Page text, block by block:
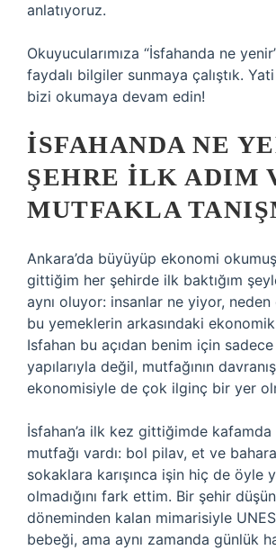
anlatıyoruz.
Okuyucularımıza “İsfahanda ne
faydalı bilgiler sunmaya çalıştık.
bizi okumaya devam edin!
İSFAHANDA NE
ŞEHRE ILK ADIM
MUTFAKLA
Ankara’da büyüyüp ekonomi
gittiğim her şehirde ilk baktığım
aynı oluyor: insanlar ne yiyor,
bu yemeklerin arkasındaki
Isfahan bu açıdan benim için
yapılarıyla değil, mutfağının
ekonomisiyle de çok ilginç bir yer
İsfahan’a ilk kez gittiğimde
mutfağı vardı: bol pilav, et ve
sokaklara karışınca işin hiç de öyle
olmadığını fark ettim. Bir şehir
döneminden kalan mimarisiyle
bebeği, ama aynı zamanda günlük